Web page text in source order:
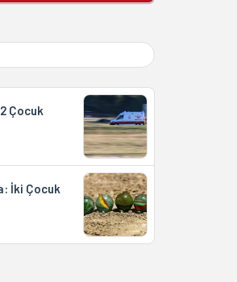
Çocuk
İki Çocuk